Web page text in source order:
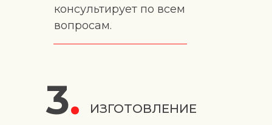
консультирует по всем
вопросам.
ИЗГОТОВЛЕНИЕ
3.